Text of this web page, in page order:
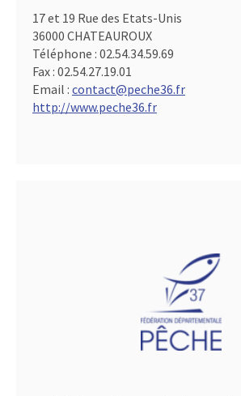
17 et 19 Rue des Etats-Unis
36000 CHATEAUROUX
Téléphone : 02.54.34.59.69
Fax : 02.54.27.19.01
Email : contact@peche36.fr
http://www.peche36.fr